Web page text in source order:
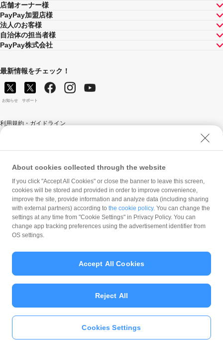
店舗オーナー様
PayPay加盟店様
法人のお客様
自治体の担当者様
PayPay株式会社
最新情報をチェック！
お知らせ サポート
利用規約・ガイドライン
ソフトバンク人権ポリシー
PayPay Code of Ethics & Business Conduct
プライバシーポリシー
ユーザープライバシーについて
ユーザーセキュリティについて
ウェブサイト利用規約
反社会的勢力に対する方針
カスタマーハラスメントに関する当社の考え方
About cookies collected through the website
If you click "Accept All Cookies" or close the banner to leave this screen,
cookies will be stored and provided in order to improve convenience,
improve the site, provide information and analyze data (including sharing
with external partners) according to the cookie policy. You can change the
settings at any time from "Cookie Settings" in Privacy Policy. You can
change app tracking preferences using the advertisement identifier from
OS settings.
Cookies Settings
Reject All
Accept All Cookies